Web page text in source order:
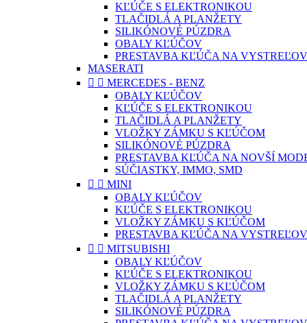
KĽÚČE S ELEKTRONIKOU
TLAČIDLÁ A PLANŽETY
SILIKÓNOVÉ PÚZDRA
OBALY KĽÚČOV
PRESTAVBA KĽÚČA NA
MASERATI
  MERCEDES - BENZ
OBALY KĽÚČOV
KĽÚČE S ELEKTRONIKOU
TLAČIDLÁ A PLANŽETY
VLOŽKY ZÁMKU S KĽÚČOM
SILIKÓNOVÉ PÚZDRA
PRESTAVBA KĽÚČA NA NOVŠÍ
SÚČIASTKY, IMMO, SMD
  MINI
OBALY KĽÚČOV
KĽÚČE S ELEKTRONIKOU
VLOŽKY ZÁMKU S KĽÚČOM
PRESTAVBA KĽÚČA NA
  MITSUBISHI
OBALY KĽÚČOV
KĽÚČE S ELEKTRONIKOU
VLOŽKY ZÁMKU S KĽÚČOM
TLAČIDLÁ A PLANŽETY
SILIKÓNOVÉ PÚZDRA